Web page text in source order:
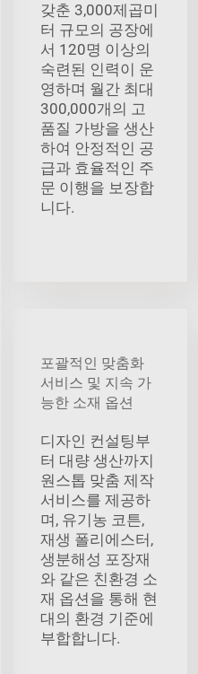
갖춘 3,000제곱미
터 규모의 공장에
서 120명 이상의
숙련된 인력이 운
영하며 월간 최대
300,000개의 고
품질 가방을 생산
하여 안정적인 공
급과 효율적인 주
문 이행을 보장합
니다.
포괄적인 맞춤화
서비스 및 지속 가
능한 소재 옵션
디자인 컨설팅부
터 대량 생산까지
원스톱 맞춤 제작
서비스를 제공하
며, 유기농 코튼,
재생 폴리에스터,
생분해성 포장재
와 같은 친환경 소
재 옵션을 통해 현
대의 환경 기준에
부합합니다.